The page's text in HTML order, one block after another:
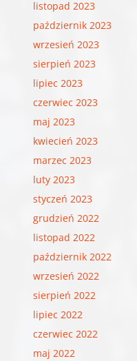
listopad 2023
październik 2023
wrzesień 2023
sierpień 2023
lipiec 2023
czerwiec 2023
maj 2023
kwiecień 2023
marzec 2023
luty 2023
styczeń 2023
grudzień 2022
listopad 2022
październik 2022
wrzesień 2022
sierpień 2022
lipiec 2022
czerwiec 2022
maj 2022